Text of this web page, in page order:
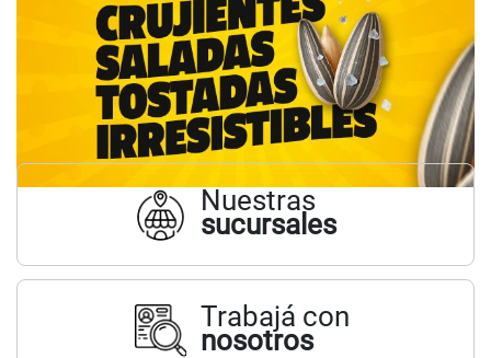
Nuestras
sucursales
Trabajá con
nosotros